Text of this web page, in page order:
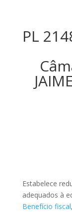
PL
Estabelece
adequados à
Benefício fiscal,